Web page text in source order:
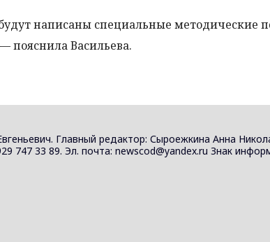
написаны специальные методические
пояснила Васильева.
Главный редактор: Сыроежкина Анна
747 33 89. Эл. почта: newscod@yandex.ru Знак